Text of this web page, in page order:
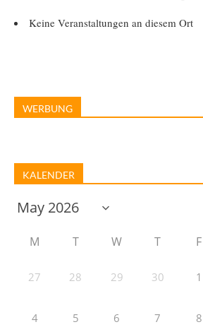
Keine Veranstaltungen an diesem Ort
WERBUNG
KALENDER
M T W T F
27 28 29 30 1
4 5 6 7 8